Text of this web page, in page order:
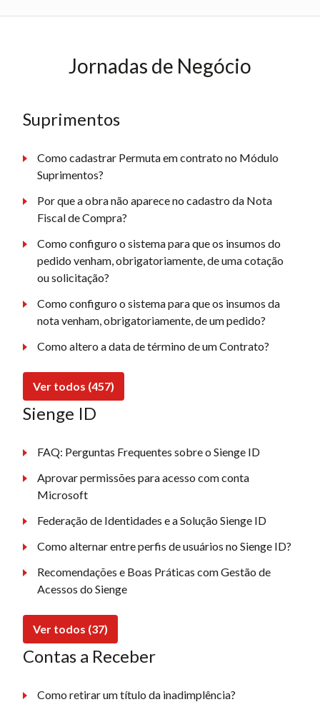
Jornadas de Negócio
Suprimentos
Como cadastrar Permuta em contrato no Módulo
Suprimentos?
Por que a obra não aparece no cadastro da Nota
Fiscal de Compra?
Como configuro o sistema para que os insumos do
pedido venham, obrigatoriamente, de uma cotação
ou solicitação?
Como configuro o sistema para que os insumos da
nota venham, obrigatoriamente, de um pedido?
Como altero a data de término de um Contrato?
Ver todos (457)
Sienge ID
FAQ: Perguntas Frequentes sobre o Sienge ID
Aprovar permissões para acesso com conta
Microsoft
Federação de Identidades e a Solução Sienge ID
Como alternar entre perfis de usuários no Sienge ID?
Recomendações e Boas Práticas com Gestão de
Acessos do Sienge
Ver todos (37)
Contas a Receber
Como retirar um título da inadimplência?